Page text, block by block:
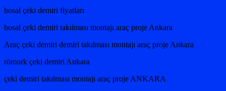
bosal çeki demiri fiyatları
bosal çeki demiri takılması montajı araç proje Ankara
Araç çeki demiri demiri takılması montajı araç proje Ankara
römork çeki demiri Ankara
çeki demiri takılması montajı araç proje ANKARA